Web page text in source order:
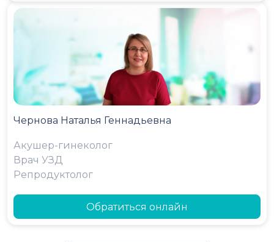
Чернова Наталья Геннадьевна
Акушер-гинеколог
Врач УЗД
Репродуктолог
Обратиться онлайн